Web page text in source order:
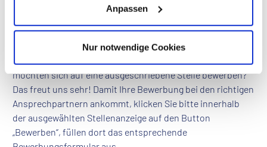
Anpassen
Nur notwendige Cookies
Anfragen zu Karriere/ Stellenangeboten
Sie interessieren sich für eine Karriere bei SPIE und
möchten sich auf eine ausgeschriebene Stelle bewerben?
Das freut uns sehr! Damit Ihre Bewerbung bei den richtigen
Ansprechpartnern ankommt, klicken Sie bitte innerhalb
der ausgewählten Stellenanzeige auf den Button
„Bewerben“, füllen dort das entsprechende